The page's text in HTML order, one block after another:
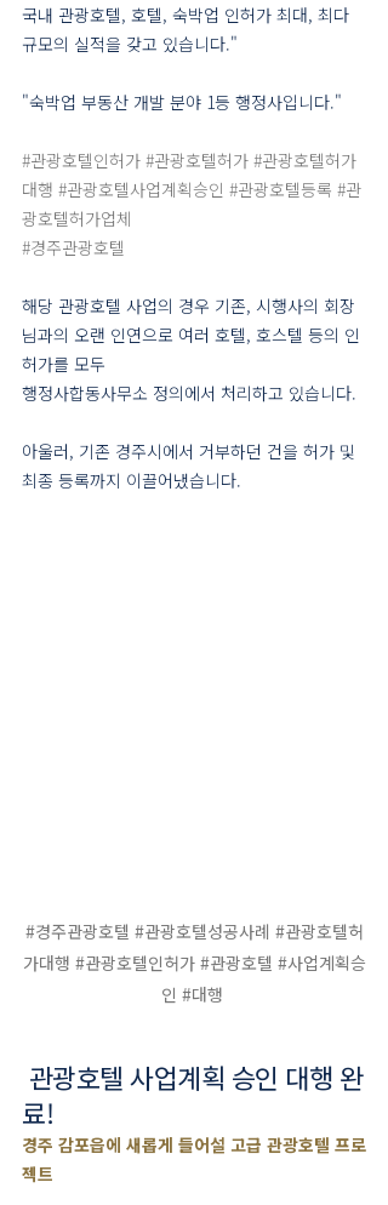
국내 관광호텔, 호텔, 숙박업 인허가 최대, 최다
규모의 실적을 갖고 있습니다."
"숙박업 부동산 개발 분야 1등 행정사입니다."
#관광호텔인허가 #관광호텔허가 #관광호텔허가
대행 #관광호텔사업계획승인 #관광호텔등록 #관
광호텔허가업체
#경주관광호텔
해당 관광호텔 사업의 경우 기존, 시행사의 회장
님과의 오랜 인연으로 여러 호텔, 호스텔 등의 인
허가를 모두
행정사합동사무소 정의에서 처리하고 있습니다.
아울러, 기존 경주시에서 거부하던 건을 허가 및
최종 등록까지 이끌어냈습니다.
#경주관광호텔 #관광호텔성공사례 #관광호텔허
가대행 #관광호텔인허가 #관광호텔 #사업계획승
인 #대행
관광호텔 사업계획 승인 대행 완
료!
경주 감포읍에 새롭게 들어설 고급 관광호텔 프로
젝트